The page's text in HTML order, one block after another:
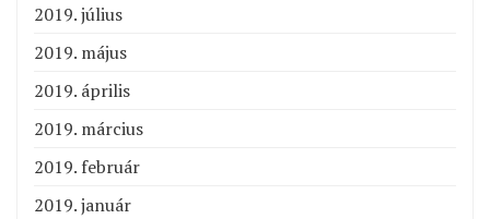
2019. július
2019. május
2019. április
2019. március
2019. február
2019. január